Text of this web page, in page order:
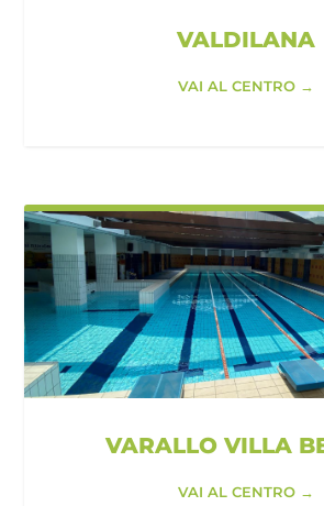
VALDILANA
VAI AL CENTRO →
VARALLO VILLA
VAI AL CENTRO →